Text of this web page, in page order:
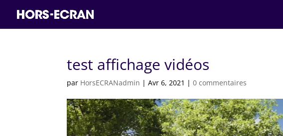
test affichage vidéos
par HorsECRANadmin |Avr 6, 2021 |0 commentaires